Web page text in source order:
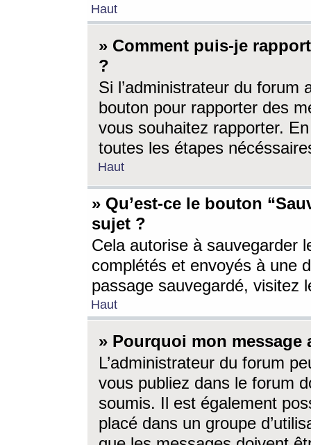
Haut
» Comment puis-je
?
Si l’administrateur du forum
bouton pour rapporter des
vous souhaitez rapporter.
toutes les étapes
Haut
» Qu’est-ce le bouton
sujet ?
Cela autorise à sauvegarder
complétés et envoyés à une
passage sauvegardé, visitez
Haut
» Pourquoi mon message
L’administrateur du forum
vous publiez dans le forum
soumis. Il est également
placé dans un groupe